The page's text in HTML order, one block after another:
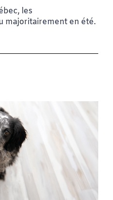
les
majoritairement en été.